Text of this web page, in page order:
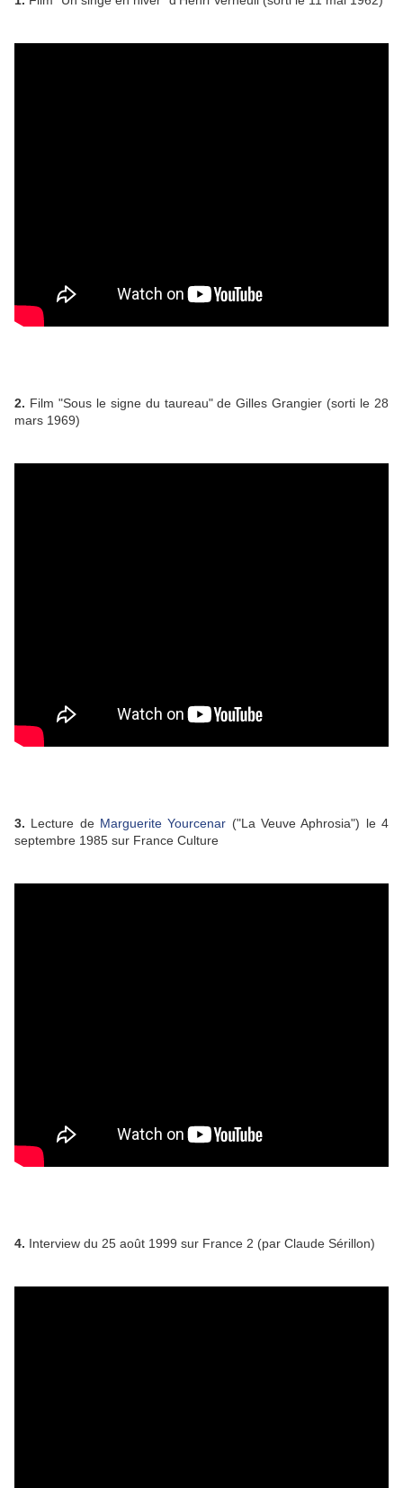
2. Film "Sous le signe du taureau" de Gilles Grangier (sorti le 28
mars 1969)
3. Lecture de Marguerite Yourcenar ("La Veuve Aphrosia") le 4
septembre 1985 sur France Culture
4. Interview du 25 août 1999 sur France 2 (par Claude Sérillon)